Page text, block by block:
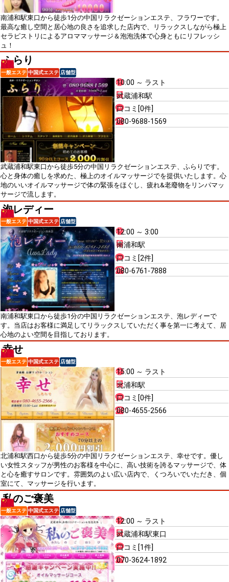
南浦和駅東口から徒歩1分の中国リラクゼーションエステ、フラワーです。
最高な癒し空間と居心地の良さを追求した店内で、リラックスしながら極上
セラピストリによるアロママッサージ＆泡泡洗体で心身ともにリフレッシ
ュ！
ふらり
一般エステ 中国式エステ 店舗型
10:00 ～ ラスト
武蔵浦和駅
口コミ[0件]
080-9688-1569
武蔵浦和駅東口から徒歩5分の中国リラクゼーションエステ、ふらりです。
心と身体の癒しを求めた、極上のオイルマッサージでを提供いたします。心
地のいいオイルマッサージで体の緊張をほぐし、疲れ&老廢物をリンパマッ
サージで流します。
泡レディー
一般エステ 中国式エステ 店舗型
12:00 ～ 3:00
南浦和駅
口コミ[2件]
080-6761-7888
南浦和駅東口から徒歩1分の中国リラクゼーションエステ、泡レディーで
す。当店はお客様に満足してリラックスしていただく事を第一に考えて、居
心地のよい空間を目指しております。
幸せ
一般エステ 中国式エステ 店舗型
15:00 ～ ラスト
北浦和駅
口コミ[0件]
080-4655-2566
北浦和駅西口から徒歩5分の中国リラクゼーションエステ、幸せです。優し
い女性スタッフが男性のお客様を中心に、高い技術を誇るマッサージで、体
と心を癒すサロンです。雰囲気のよい広い店内で、くつろいでいただき、個
室にて、マッサージを行います。
私のご褒美
一般エステ 中国式エステ 店舗型
12:00 ～ ラスト
武蔵浦和駅東口
口コミ[1件]
070-3624-1892